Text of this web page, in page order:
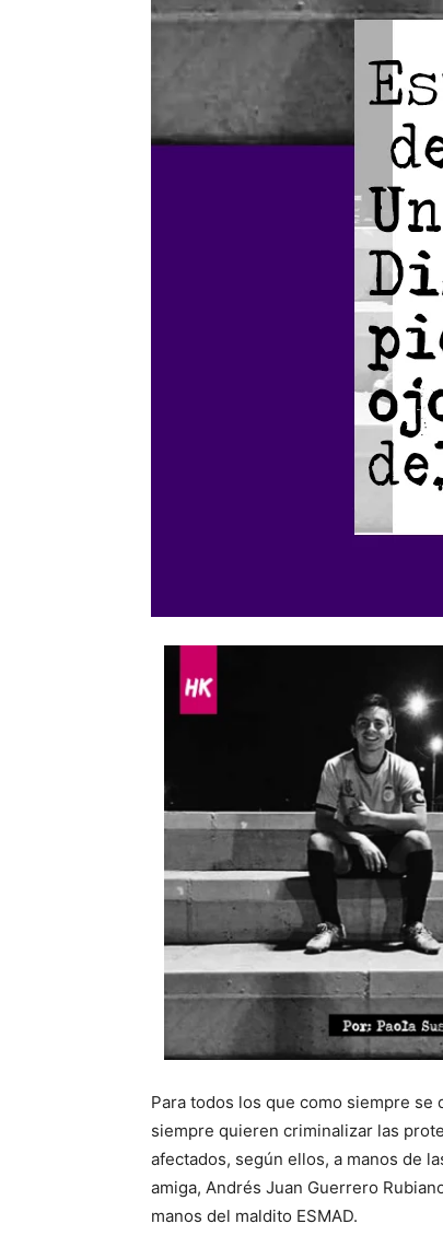
Para todos los que como siempre
siempre quieren criminalizar las
afectados, según ellos, a manos de
amiga, Andrés Juan Guerrero
manos del maldito ESMAD.